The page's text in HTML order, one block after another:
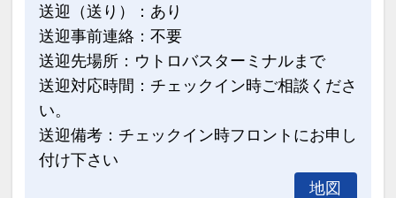
送迎（送り）：あり
送迎事前連絡：不要
送迎先場所：ウトロバスターミナルまで
送迎対応時間：チェックイン時ご相談くださ
い。
送迎備考：チェックイン時フロントにお申し
付け下さい
地図